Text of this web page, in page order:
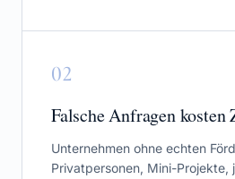
02
Falsche Anfragen kosten
Unternehmen ohne echten
Privatpersonen, Mini-Projekte,